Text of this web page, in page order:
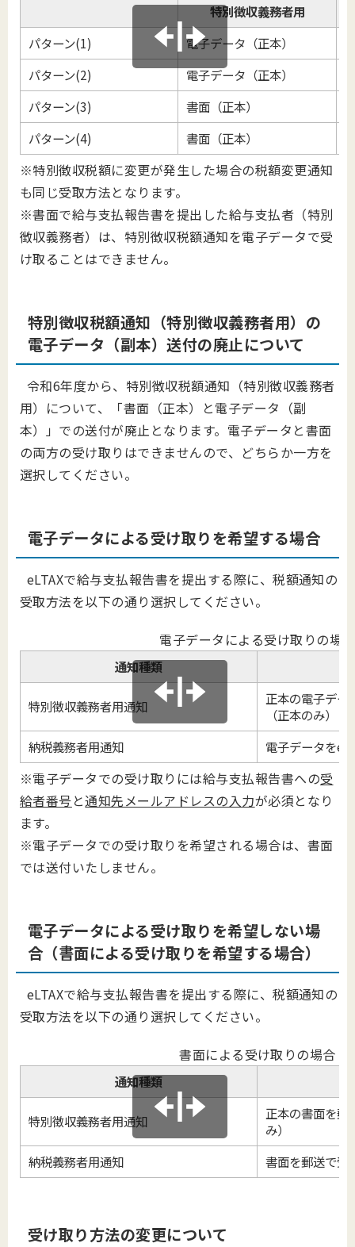
特別徴収義務者用
パターン(1)
電子データ（正本）​​​​​​
パターン(2)
電子データ（正本）
パターン(3)
書面（正本）
パターン(4)
書面（正本）
※特別徴収税額に変更が発生した場合の税額変更通知
も同じ受取方法となります。
※書面で給与支払報告書を提出した給与支払者（特別
徴収義務者）は、特別徴収税額通知を電子データで受
け取ることはできません。
特別徴収税額通知（特別徴収義務者用）の
電子データ（副本）送付の廃止について
令和6年度から、特別徴収税額通知（特別徴収義務者
用）について、「書面（正本）と電子データ（副
本）」での送付が廃止となります。電子データと書面
の両方の受け取りはできませんので、どちらか一方を
選択してください。
電子データによる受け取りを希望する場合
eLTAXで給与支払報告書を提出する際に、税額通知の
受取方法を以下の通り選択してください。
電子データによる受け取りの場合
通知種類
特別徴収義務者用通知
正本の電子デー
（正本のみ）
納税義務者用通知
電子データを
※電子データでの受け取りには給与支払報告書への受
給者番号と通知先メールアドレスの入力が必須となり
ます。
※電子データでの受け取りを希望される場合は、書面
では送付いたしません。
電子データによる受け取りを希望しない場
合（書面による受け取りを希望する場合）
eLTAXで給与支払報告書を提出する際に、税額通知の
受取方法を以下の通り選択してください。
書面による受け取りの場合
通知種類
特別徴収義務者用通知
正本の書面を郵
み）
納税義務者用通知
書面を郵送で受
受け取り方法の変更について